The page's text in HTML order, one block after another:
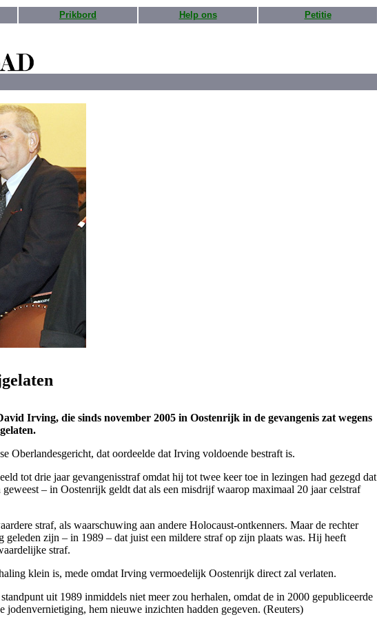
Prikbord Help ons Petitie
Irving, die sinds november 2005 in Oostenrijk in de gevangenis zat wegens
Oberlandesgericht, dat oordeelde dat Irving voldoende bestraft is.
tot drie jaar gevangenisstraf omdat hij tot twee keer toe in lezingen had gezegd dat
– in Oostenrijk geldt dat als een misdrijf waarop maximaal 20 jaar celstraf
straf, als waarschuwing aan andere Holocaust-ontkenners. Maar de rechter
geleden zijn – in 1989 – dat juist een mildere straf op zijn plaats was. Hij heeft
straf.
klein is, mede omdat Irving vermoedelijk Oostenrijk direct zal verlaten.
uit 1989 inmiddels niet meer zou herhalen, omdat de in 2000 gepubliceerde
hem nieuwe inzichten hadden gegeven. (Reuters)